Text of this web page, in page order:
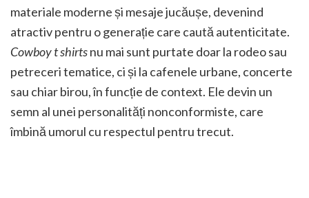
materiale moderne și mesaje jucăușe, devenind
atractiv pentru o generație care caută autenticitate.
Cowboy t shirtsnu mai sunt purtate doar la rodeo sau
petreceri tematice, ci și la cafenele urbane, concerte
sau chiar birou, în funcție de context. Ele devin un
semn al unei personalități nonconformiste, care
îmbină umorul cu respectul pentru trecut.